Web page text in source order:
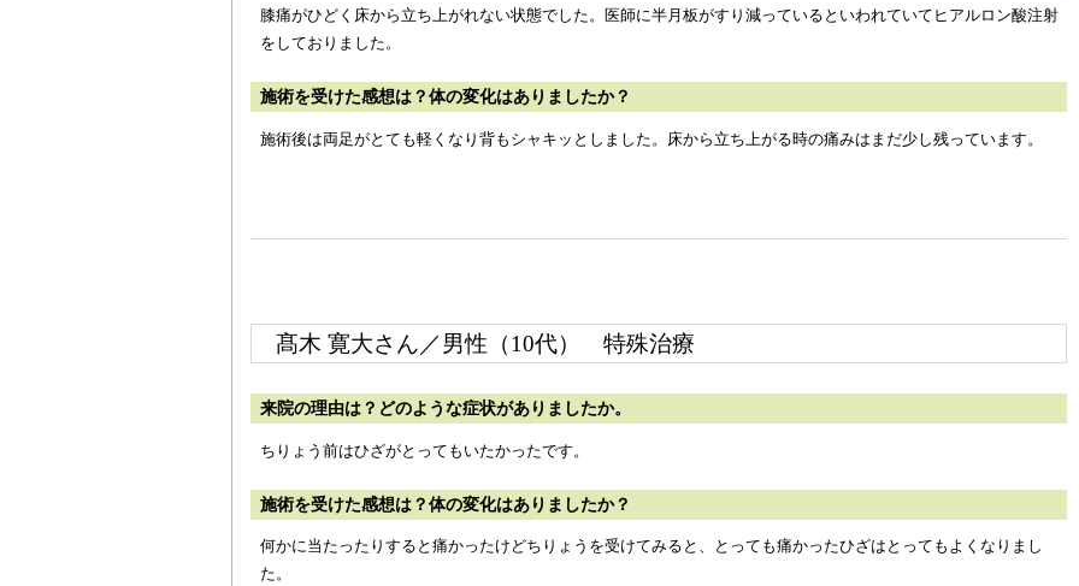
膝痛がひどく床から立ち上がれない状態でした。医師に半月板がすり減っているといわれていてヒアルロン酸注射
をしておりました。
施術を受けた感想は？体の変化はありましたか？
施術後は両足がとても軽くなり背もシャキッとしました。床から立ち上がる時の痛みはまだ少し残っています。
髙木 寛大さん／男性（10代） 特殊治療
来院の理由は？どのような症状がありましたか。
ちりょう前はひざがとってもいたかったです。
施術を受けた感想は？体の変化はありましたか？
何かに当たったりすると痛かったけどちりょうを受けてみると、とっても痛かったひざはとってもよくなりまし
た。